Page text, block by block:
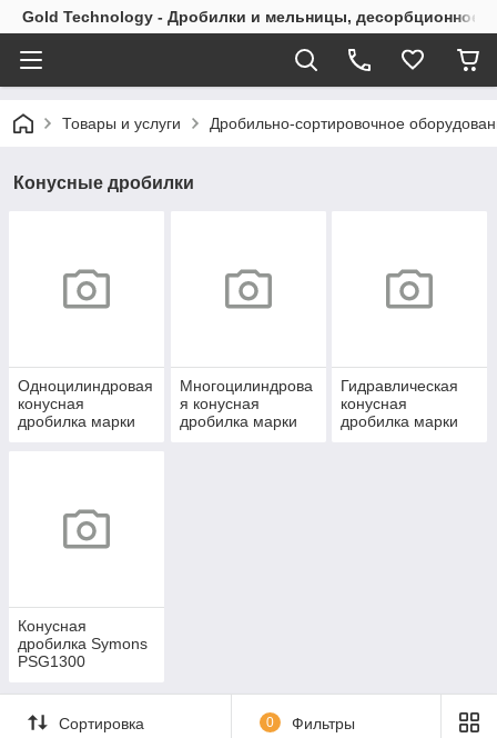
Gold Technology - Дробилки и мельницы, десорбционное
Товары и услуги Дробильно-сортировочное
Конусные дробилки
Одноцилиндровая
конусная
дробилка марки
Многоцилиндрова
я конусная
дробилка марки
Гидравлическая
конусная
дробилка марки
Конусная
дробилка Symons
PSG1300
Сортировка 0 Фильтры